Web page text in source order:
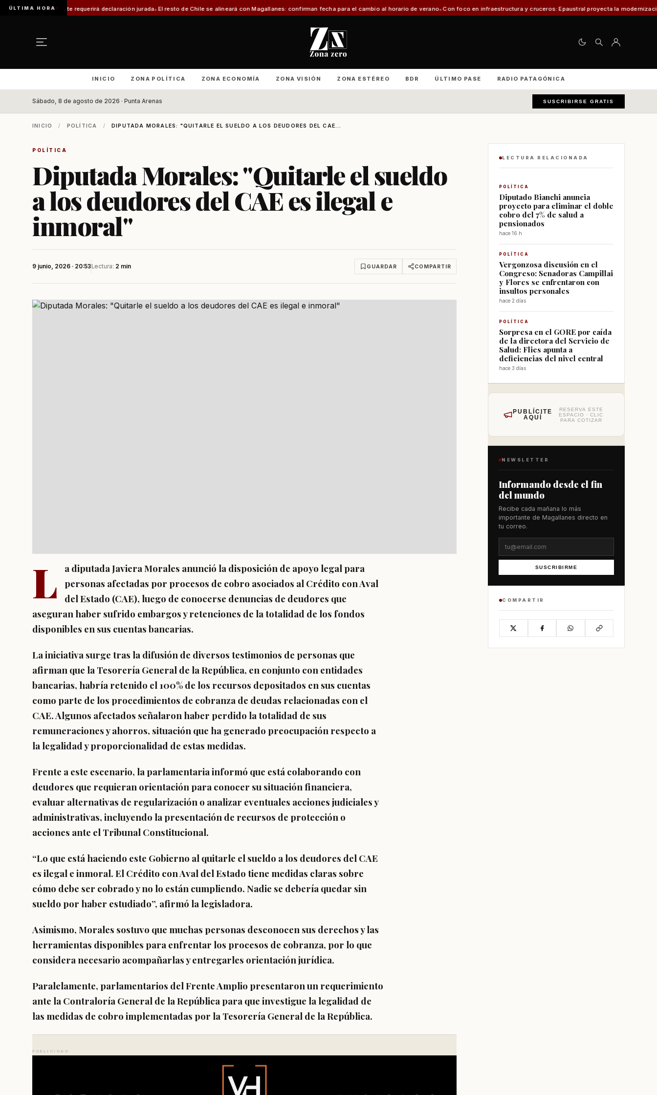
ÚLTIMA HORA
trámite requerirá declaración jurada El resto de Chile se alineará con Magallanes: confirman fecha para el cambio al horario de verano Con foco en infraestructura y cruceros: Epaustral proyecta la modernización portuaria
INICIO ZONA POLÍTICA ZONA ECONOMÍA ZONA VISIÓN ZONA ESTÉREO BDR ÚLTIMO PASE RADIO PATAGÓNICA
Sábado, 8 de agosto de 2026 · Punta Arenas SUSCRIBIRSE GRATIS
INICIO / POLÍTICA / DIPUTADA MORALES: "QUITARLE EL SUELDO A LOS DEUDORES DEL CAE...
POLÍTICA
Diputada Morales: "Quitarle el sueldo
a los deudores del CAE es ilegal e
inmoral"
9 junio, 2026 · 20:53Lectura: 2 min GUARDAR COMPARTIR
L
a diputada Javiera Morales anunció la disposición de apoyo legal para
personas afectadas por procesos de cobro asociados al Crédito con Aval
del Estado (CAE), luego de conocerse denuncias de deudores que
aseguran haber sufrido embargos y retenciones de la totalidad de los fondos
disponibles en sus cuentas bancarias.
La iniciativa surge tras la difusión de diversos testimonios de personas que
afirman que la Tesorería General de la República, en conjunto con entidades
bancarias, habría retenido el 100% de los recursos depositados en sus cuentas
como parte de los procedimientos de cobranza de deudas relacionadas con el
CAE. Algunos afectados señalaron haber perdido la totalidad de sus
remuneraciones y ahorros, situación que ha generado preocupación respecto a
la legalidad y proporcionalidad de estas medidas.
Frente a este escenario, la parlamentaria informó que está colaborando con
deudores que requieran orientación para conocer su situación financiera,
evaluar alternativas de regularización o analizar eventuales acciones judiciales y
administrativas, incluyendo la presentación de recursos de protección o
acciones ante el Tribunal Constitucional.
“Lo que está haciendo este Gobierno al quitarle el sueldo a los deudores del CAE
es ilegal e inmoral. El Crédito con Aval del Estado tiene medidas claras sobre
cómo debe ser cobrado y no lo están cumpliendo. Nadie se debería quedar sin
sueldo por haber estudiado”, afirmó la legisladora.
Asimismo, Morales sostuvo que muchas personas desconocen sus derechos y las
herramientas disponibles para enfrentar los procesos de cobranza, por lo que
considera necesario acompañarlas y entregarles orientación jurídica.
Paralelamente, parlamentarios del Frente Amplio presentaron un requerimiento
ante la Contraloría General de la República para que investigue la legalidad de
las medidas de cobro implementadas por la Tesorería General de la República.
PUBLICIDAD
LECTURA RELACIONADA
POLÍTICA
Diputado Bianchi anuncia
proyecto para eliminar el doble
cobro del 7% de salud a
pensionados
hace 16 h
POLÍTICA
Vergonzosa discusión en el
Congreso: Senadoras Campillai
y Flores se enfrentaron con
insultos personales
hace 2 días
POLÍTICA
Sorpresa en el GORE por caída
de la directora del Servicio de
Salud: Flies apunta a
deficiencias del nivel central
hace 3 días
PUBLÍCITE
AQUÍ
RESERVA ESTE
ESPACIO · CLIC
PARA COTIZAR
NEWSLETTER
Informando desde el fin
del mundo
Recibe cada mañana lo más
importante de Magallanes directo en
tu correo.
SUSCRIBIRME
COMPARTIR